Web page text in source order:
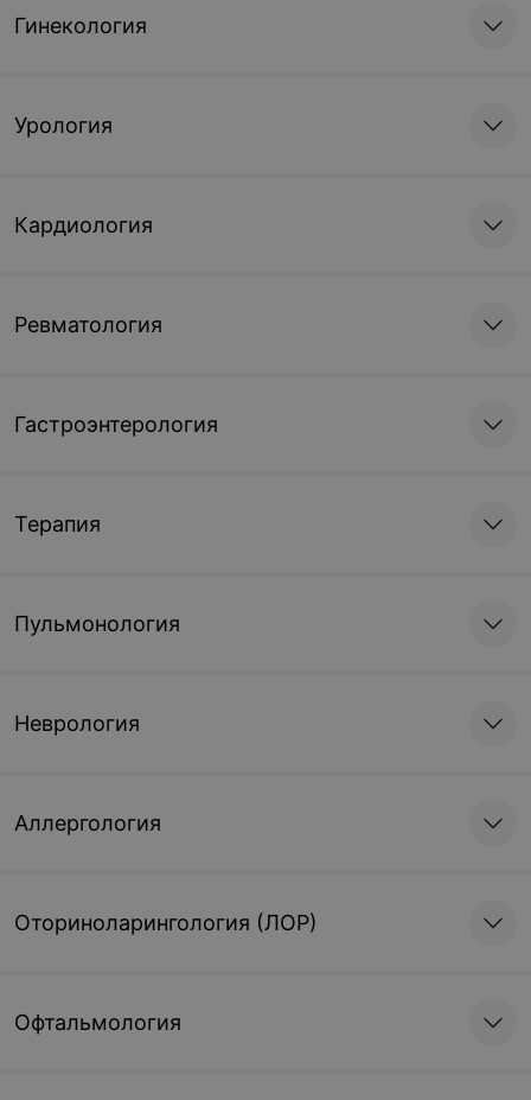
Гинекология
Урология
Кардиология
Ревматология
Гастроэнтерология
Терапия
Пульмонология
Неврология
Аллергология
Оториноларингология (ЛОР)
Офтальмология